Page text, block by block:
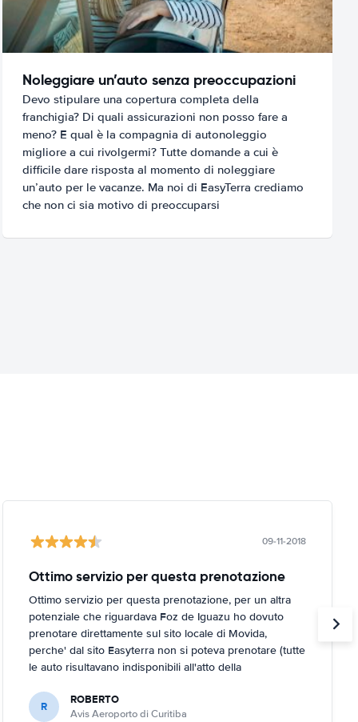
Noleggiare un’auto senza preoccupazioni
Devo stipulare una copertura completa della
franchigia? Di quali assicurazioni non posso fare a
meno? E qual è la compagnia di autonoleggio
migliore a cui rivolgermi? Tutte domande a cui è
difficile dare risposta al momento di noleggiare
un’auto per le vacanze. Ma noi di EasyTerra crediamo
che non ci sia motivo di preoccuparsi
09-11-2018
Ottimo servizio per questa prenotazione
Ottimo servizio per questa prenotazione, per un altra
potenziale che riguardava Foz de Iguazu ho dovuto
prenotare direttamente sul sito locale di Movida,
perche' dal sito Easyterra non si poteva prenotare (tutte
le auto risultavano indisponibili all'atto della
R ROBERTO
Avis Aeroporto di Curitiba